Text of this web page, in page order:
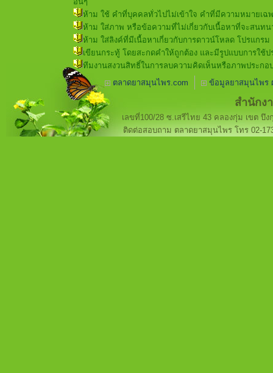
ห้าม ใช้ คำที่บุคคลทั่วไปไม่เข้าใจ คำที่มีความหมายเฉ
ห้าม ใส่ภาพ หรือข้อความที่ไม่เกี่ยวกับเนื้อหาที่จะสนทน
ห้าม ใส่ลิงค์ที่มีเนื้อหาเกี่ยวกับการดาวน์โหลด โปรแกร
เขียนกระทู้ โดยสะกดคำให้ถูกต้อง และมีรูปแบบการใช้
ทีมงานสงวนสิทธิ์ในการลบความคิดเห็นหรือภาพประกอ
ตลาดยาสมุนไพร.com
ข้อมูลยาสมุนไพ
สำนักง
เลขที่100/28 ซ.เสรีไทย 43 คลองกุ่ม เขต
ติดต่อสอบถาม ตลาดยาสมุนไพร โทร 02-